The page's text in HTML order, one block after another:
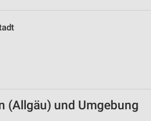
(Allgäu) und Umgebung
identifizieren